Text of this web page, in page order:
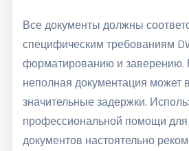
Все документы должны
специфическим требованиям
форматированию и заверению.
неполная документация может
значительные задержки.
профессиональной помощи для
документов настоятельно